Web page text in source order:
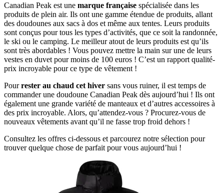
Canadian Peak est une marque française spécialisée dans les
produits de plein air. Ils ont une gamme étendue de produits, allant
des doudounes aux sacs à dos et même aux tentes. Leurs produits
sont conçus pour tous les types d’activités, que ce soit la randonnée,
le ski ou le camping. Le meilleur atout de leurs produits est qu’ils
sont très abordables ! Vous pouvez mettre la main sur une de leurs
vestes en duvet pour moins de 100 euros ! C’est un rapport qualité-
prix incroyable pour ce type de vêtement !
Pourrester au chaud cet hiver sans vous ruiner, il est temps de
commander une doudoune Canadian Peak dès aujourd’hui ! Ils ont
également une grande variété de manteaux et d’autres accessoires à
des prix incroyable. Alors, qu’attendez-vous ? Procurez-vous de
nouveaux vêtements avant qu’il ne fasse trop froid dehors !
Consultez les offres ci-dessous et parcourez notre sélection pour
trouver quelque chose de parfait pour vous aujourd’hui !